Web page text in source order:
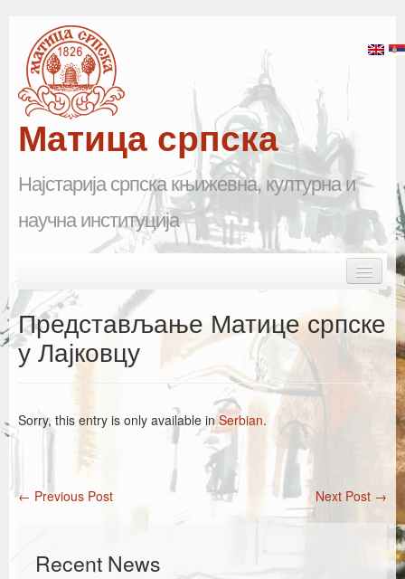
Матица српска
Најстарија српска књижевна, културна и
научна институција
Почетна
Матица српска
Летопис Матице српске
Гласник Матице српске
Вести
Представљање Матице српске
у Лајковцу
Sorry, this entry is only available inSerbian.
Post navigation
Next Post →
← Previous Post
Recent News